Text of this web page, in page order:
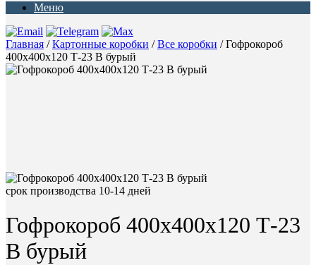
Меню
Главная /Картонные коробки /Все коробки / Гофрокороб
400х400х120 Т-23 В бурый
срок производства 10-14 дней
Гофрокороб 400х400х120 Т-23
В бурый